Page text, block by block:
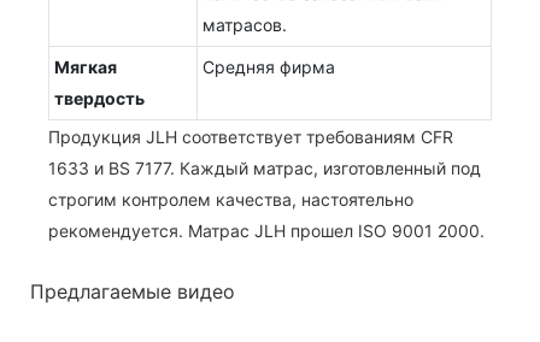
матрасов.
Мягкая
твердость
Средняя фирма
Продукция JLH соответствует требованиям CFR
1633 и BS 7177. Каждый матрас, изготовленный под
строгим контролем качества, настоятельно
рекомендуется. Матрас JLH прошел ISO 9001 2000.
Предлагаемые видео